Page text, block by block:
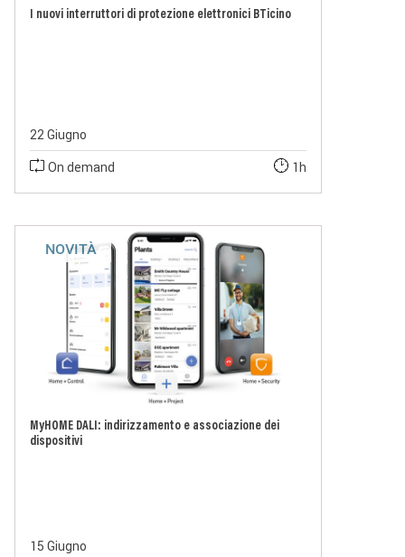
I nuovi interruttori di protezione elettronici BTicino
22 Giugno
On demand
1h
NOVITÀ
MyHOME DALI: indirizzamento e associazione dei
dispositivi
15 Giugno